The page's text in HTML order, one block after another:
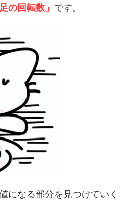
足の回転数」 です。
になる部分を見つけていく